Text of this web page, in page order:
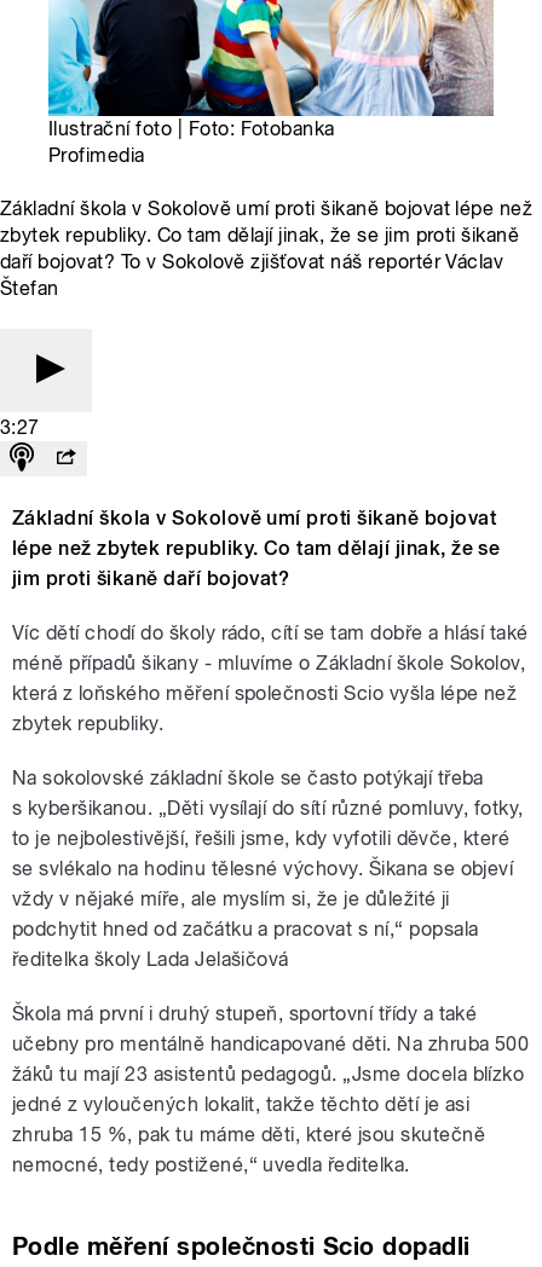
Ilustrační foto | Foto: Fotobanka
Profimedia
Základní škola v Sokolově umí proti šikaně bojovat lépe než
zbytek republiky. Co tam dělají jinak, že se jim proti šikaně
daří bojovat? To v Sokolově zjišťovat náš reportér Václav
Štefan
3:27
Základní škola v Sokolově umí proti šikaně bojovat
lépe než zbytek republiky. Co tam dělají jinak, že se
jim proti šikaně daří bojovat?
Víc dětí chodí do školy rádo, cítí se tam dobře a hlásí také
méně případů šikany - mluvíme o Základní škole Sokolov,
která z loňského měření společnosti Scio vyšla lépe než
zbytek republiky.
Na sokolovské základní škole se často potýkají třeba
s kyberšikanou. „Děti vysílají do sítí různé pomluvy, fotky,
to je nejbolestivější, řešili jsme, kdy vyfotili děvče, které
se svlékalo na hodinu tělesné výchovy. Šikana se objeví
vždy v nějaké míře, ale myslím si, že je důležité ji
podchytit hned od začátku a pracovat s ní,“ popsala
ředitelka školy Lada Jelašičová
Škola má první i druhý stupeň, sportovní třídy a také
učebny pro mentálně handicapované děti. Na zhruba 500
žáků tu mají 23 asistentů pedagogů. „Jsme docela blízko
jedné z vyloučených lokalit, takže těchto dětí je asi
zhruba 15 %, pak tu máme děti, které jsou skutečně
nemocné, tedy postižené,“ uvedla ředitelka.
Podle měření společnosti Scio dopadli